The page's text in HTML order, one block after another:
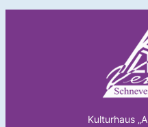
Kulturhaus